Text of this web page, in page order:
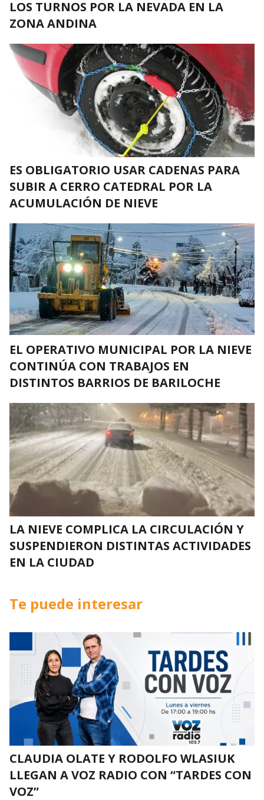
LOS TURNOS POR LA NEVADA EN LA
ZONA ANDINA
ES OBLIGATORIO USAR CADENAS PARA
SUBIR A CERRO CATEDRAL POR LA
ACUMULACIÓN DE NIEVE
EL OPERATIVO MUNICIPAL POR LA NIEVE
CONTINÚA CON TRABAJOS EN
DISTINTOS BARRIOS DE BARILOCHE
LA NIEVE COMPLICA LA CIRCULACIÓN Y
SUSPENDIERON DISTINTAS ACTIVIDADES
EN LA CIUDAD
Te puede interesar
CLAUDIA OLATE Y RODOLFO WLASIUK
LLEGAN A VOZ RADIO CON “TARDES CON
VOZ”